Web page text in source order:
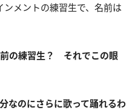
メントの練習生で、名前は
の練習生？ それでこの眼
なのにさらに歌って踊れるわ